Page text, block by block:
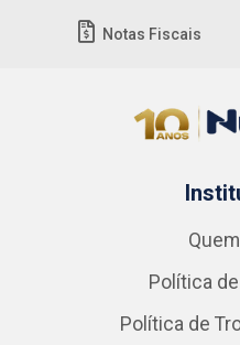
Notas Fiscais
Política
Política de